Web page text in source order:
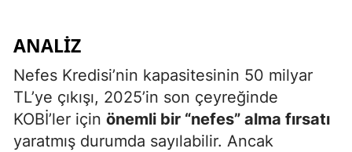
ANALİZ
Nefes Kredisi’nin kapasitesinin 50 milyar
TL’ye çıkışı, 2025’in son çeyreğinde
KOBİ’ler için önemli bir “nefes” alma fırsatı
yaratmış durumda sayılabilir. Ancak